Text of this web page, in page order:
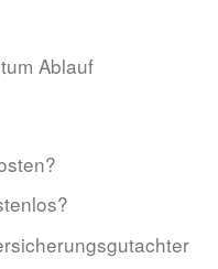
Ablauf